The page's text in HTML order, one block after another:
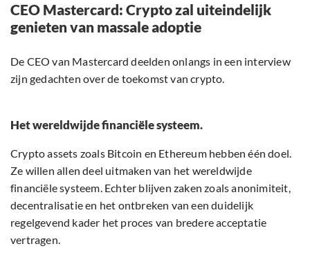
CEO Mastercard: Crypto zal uiteindelijk
genieten van massale adoptie
De CEO van Mastercard deelden onlangs in een interview
zijn gedachten over de toekomst van crypto.
Het wereldwijde financiële systeem.
Crypto assets zoals Bitcoin en Ethereum hebben één doel.
Ze willen allen deel uitmaken van het wereldwijde
financiële systeem. Echter blijven zaken zoals anonimiteit,
decentralisatie en het ontbreken van een duidelijk
regelgevend kader het proces van bredere acceptatie
vertragen.